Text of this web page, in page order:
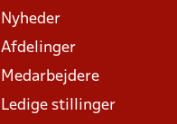
Nyheder
Afdelinger
Medarbejdere
Ledige stillinger